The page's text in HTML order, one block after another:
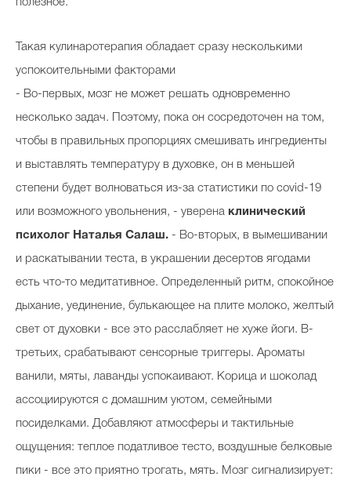
полезное.
Такая кулинаротерапия обладает сразу несколькими
успокоительными факторами
- Во-первых, мозг не может решать одновременно
несколько задач. Поэтому, пока он сосредоточен на том,
чтобы в правильных пропорциях смешивать ингредиенты
и выставлять температуру в духовке, он в меньшей
степени будет волноваться из-за статистики по covid-19
или возможного увольнения, - уверена клинический
психолог Наталья Салаш. - Во-вторых, в вымешивании
и раскатывании теста, в украшении десертов ягодами
есть что-то медитативное. Определенный ритм, спокойное
дыхание, уединение, булькающее на плите молоко, желтый
свет от духовки - все это расслабляет не хуже йоги. В-
третьих, срабатывают сенсорные триггеры. Ароматы
ванили, мяты, лаванды успокаивают. Корица и шоколад
ассоциируются с домашним уютом, семейными
посиделками. Добавляют атмосферы и тактильные
ощущения: теплое податливое тесто, воздушные белковые
пики - все это приятно трогать, мять. Мозг сигнализирует: